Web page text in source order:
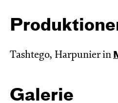
Tashtego, Harpunier in
Galerie